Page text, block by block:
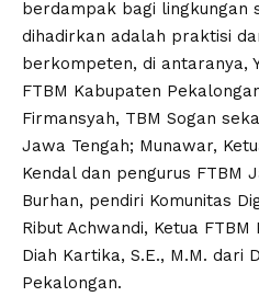
berdampak bagi lingkungan
dihadirkan adalah praktisi
berkompeten, di antaranya,
FTBM Kabupaten
Firmansyah, TBM Sogan
Jawa Tengah; Munawar,
Kendal dan pengurus FTBM
Burhan, pendiri Komunitas
Ribut Achwandi, Ketua
Diah Kartika, S.E., M.M. dari
Pekalongan.